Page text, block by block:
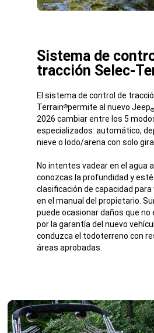
Sistema de
tracción Selec-
El sistema de control de
Terrain®permite al nuevo Jeep®
2026 cambiar entre los 5
especializados: automático,
nieve o lodo/arena con solo
No intentes vadear en el agua
conozcas la profundidad y
clasificación de capacidad para
en el manual del propietario.
puede ocasionar daños que
por la garantía del nuevo
conduzca el todoterreno con
áreas aprobadas.